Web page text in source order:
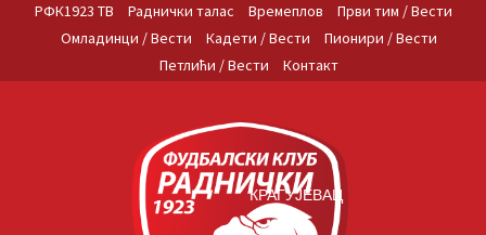
РФК1923 ТВ Раднички талас Времеплов
Први тим / Вести
Омладинци / Вести
Кадети / Вести
Пионири / Вести
Петлићи / Вести
Контакт
КРАГУЈЕВАЦ